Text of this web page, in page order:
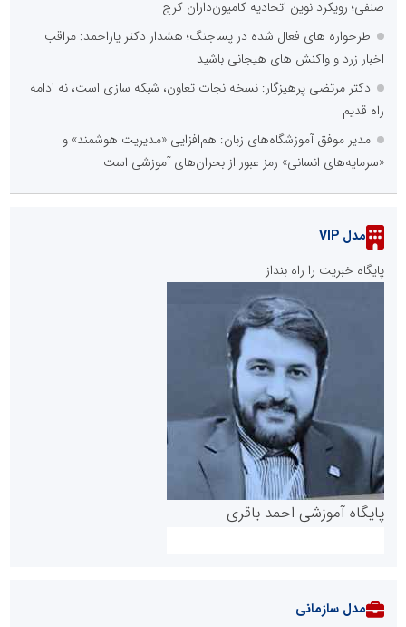
صنفی؛ رویکرد نوین اتحادیه کامیون‌داران کرج
طرحواره های فعال شده در پساجنگ؛ هشدار دکتر یاراحمد: مراقب
اخبار زرد و واکنش های هیجانی باشید
دکتر مرتضی پرهیزگار: نسخه نجات تعاون، شبکه سازی است، نه ادامه
راه قدیم
مدیر موفق آموزشگاه‌های زبان: هم‌افزایی «مدیریت هوشمند» و
«سرمایه‌های انسانی» رمز عبور از بحران‌های آموزشی است
مدل VIP
پایگاه خبریت را راه بنداز
پایگاه آموزشی احمد باقری
مدل سازمانی